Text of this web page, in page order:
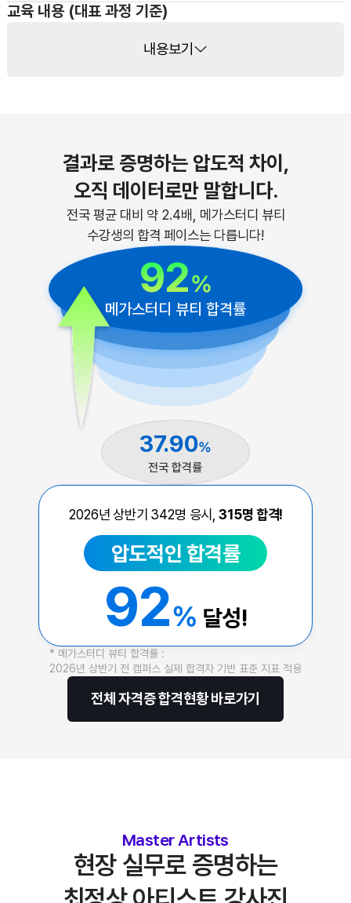
교육 내용 (대표 과정 기준)
내용보기
결과로 증명하는 압도적 차이,
오직 데이터로만 말합니다.
전국 평균 대비 약 2.4배, 메가스터디 뷰티
수강생의 합격 페이스는 다릅니다!
92%
메가스터디 뷰티 합격률
37.90%
전국 합격률
2026년 상반기 342명 응시,315명 합격!
압도적인 합격률
92% 달성!
* 메가스터디 뷰티 합격률 :
2026년 상반기 전 캠퍼스 실제 합격자 기반 표준 지표 적용
전체 자격증 합격현황 바로가기
Master Artists
현장 실무로 증명하는